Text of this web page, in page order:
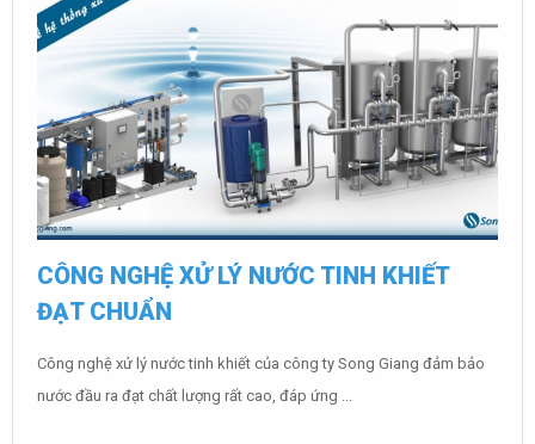
CÔNG NGHỆ XỬ LÝ NƯỚC TINH KHIẾT
ĐẠT CHUẨN
Công nghệ xử lý nước tinh khiết của công ty Song Giang đảm bảo
nước đầu ra đạt chất lượng rất cao, đáp ứng ...